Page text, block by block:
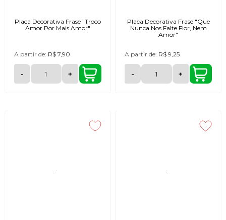
Placa Decorativa Frase "Troco
Amor Por Mais Amor"
A partir de: R$ 7,90
- +
Placa Decorativa Frase "Que
Nunca Nos Falte Flor, Nem
Amor"
A partir de: R$ 9,25
- +